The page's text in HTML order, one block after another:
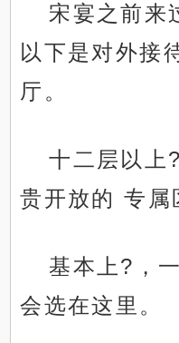
宋宴之前来
以下是对外接
厅。
十二层以上
贵开放的 专属
基本上?，
会选在这里。